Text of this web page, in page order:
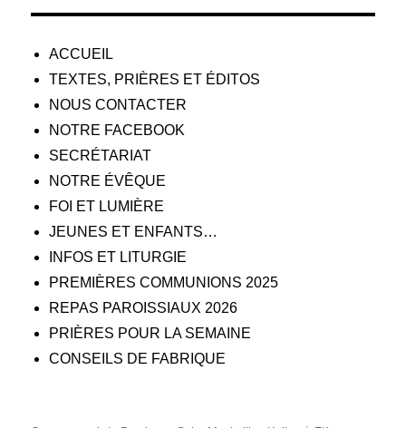
ACCUEIL
TEXTES, PRIÈRES ET ÉDITOS
NOUS CONTACTER
NOTRE FACEBOOK
SECRÉTARIAT
NOTRE ÉVÊQUE
FOI ET LUMIÈRE
JEUNES ET ENFANTS…
INFOS ET LITURGIE
PREMIÈRES COMMUNIONS 2025
REPAS PAROISSIAUX 2026
PRIÈRES POUR LA SEMAINE
CONSEILS DE FABRIQUE